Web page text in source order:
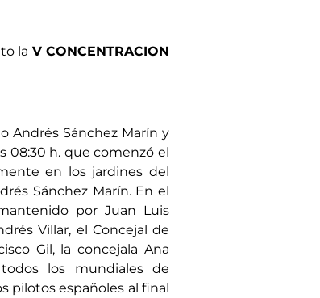
la V CONCENTRACION
Andrés Sánchez Marín y
08:30 h. que comenzó el
en los jardines del
Sánchez Marín. En el
por Juan Luis
Villar, el Concejal de
Gil, la concejala Ana
los mundiales de
pilotos españoles al final